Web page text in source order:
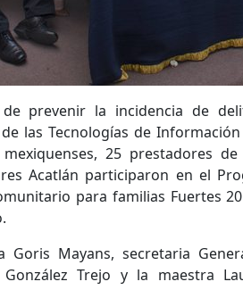
prevenir la incidencia de
las Tecnologías de
25 prestadores
Acatlán participaron en el
para familias Fuertes
Goris Mayans, secretaria
Trejo y la maestra